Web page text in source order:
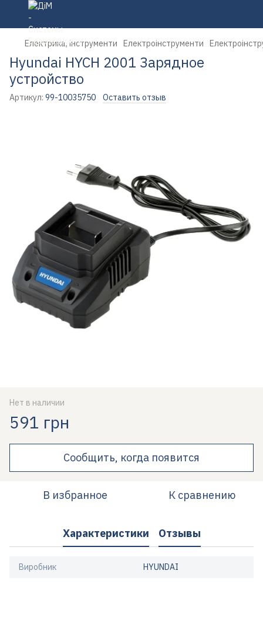
Електрика, інструменти Електроінструменти
Hyundai HYCH 2001 Зарядное
устройство
Артикул: 99-10035750 Оставить отзыв
Нет в наличии
591 грн
Сообщить, когда появится
В избранное К сравнению
Характеристики Отзывы
Виробник HYUNDAI